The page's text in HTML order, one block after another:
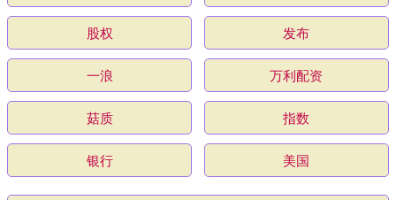
股权 发布
一浪 万利配资
菇质 指数
银行 美国